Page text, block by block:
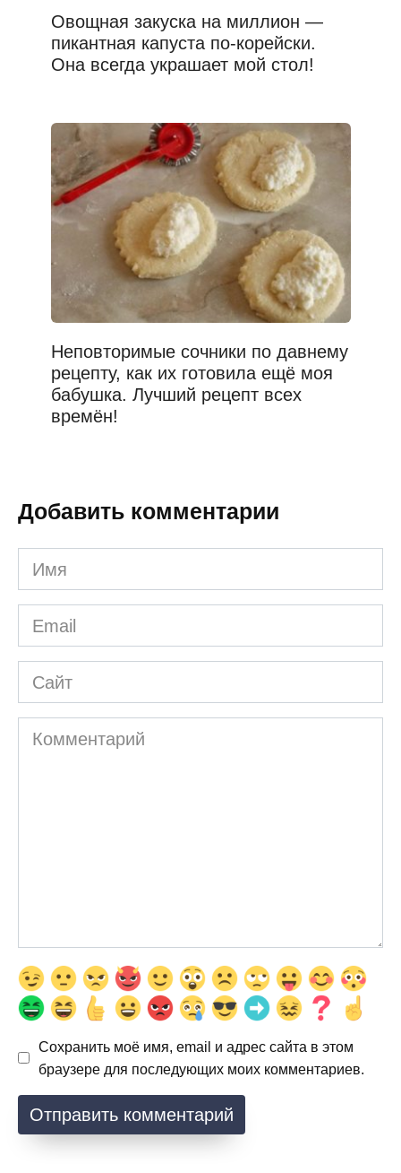
Овощная закуска на миллион —
пикантная капуста по-корейски.
Она всегда украшает мой стол!
Неповторимые сочники по давнему
рецепту, как их готовила ещё моя
бабушка. Лучший рецепт всех
времён!
Добавить комментарии
Имя
*
Email
*
Сайт
Комментарий
Сохранить моё имя, email и адрес сайта в этом
браузере для последующих моих комментариев.